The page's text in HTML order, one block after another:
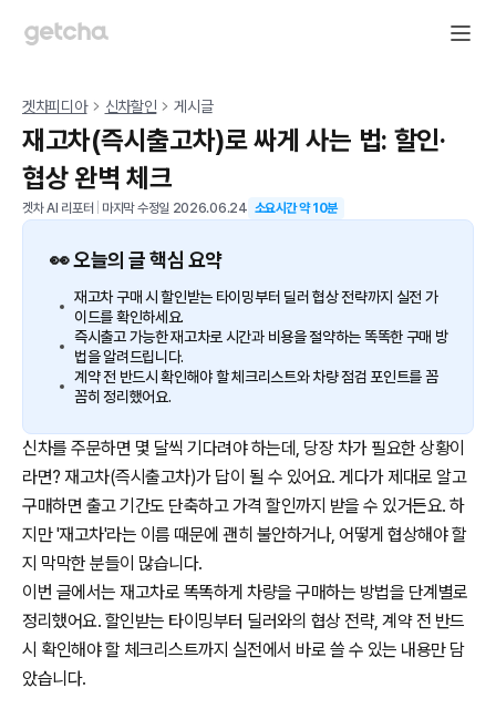
겟차피디아 신차할인 게시글
재고차(즉시출고차)로 싸게 사는 법: 할인·
협상 완벽 체크
겟차 AI 리포터 마지막 수정일 2026.06.24 소요시간 약10분
👀 오늘의 글 핵심 요약
재고차 구매 시 할인받는 타이밍부터 딜러 협상 전략까지 실전 가
이드를 확인하세요.
즉시출고 가능한 재고차로 시간과 비용을 절약하는 똑똑한 구매 방
법을 알려드립니다.
계약 전 반드시 확인해야 할 체크리스트와 차량 점검 포인트를 꼼
꼼히 정리했어요.
신차를 주문하면 몇 달씩 기다려야 하는데, 당장 차가 필요한 상황이
라면? 재고차(즉시출고차)가 답이 될 수 있어요. 게다가 제대로 알고
구매하면 출고 기간도 단축하고 가격 할인까지 받을 수 있거든요. 하
지만 '재고차'라는 이름 때문에 괜히 불안하거나, 어떻게 협상해야 할
지 막막한 분들이 많습니다.
이번 글에서는 재고차로 똑똑하게 차량을 구매하는 방법을 단계별로
정리했어요. 할인받는 타이밍부터 딜러와의 협상 전략, 계약 전 반드
시 확인해야 할 체크리스트까지 실전에서 바로 쓸 수 있는 내용만 담
았습니다.